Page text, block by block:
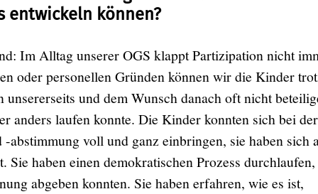
entwickeln können?
Im Alltag unserer OGS klappt Partizipation nicht
oder personellen Gründen können wir die Kinder
unsererseits und dem Wunsch danach oft nicht
anders laufen konnte. Die Kinder konnten sich bei der
abstimmung voll und ganz einbringen, sie haben sich
Sie haben einen demokratischen Prozess
abgeben konnten. Sie haben erfahren, wie es ist,